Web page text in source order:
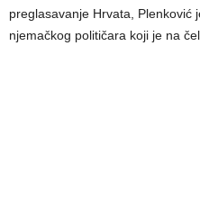
preglasavanje Hrvata, Plenković
njemačkog političara koji je na